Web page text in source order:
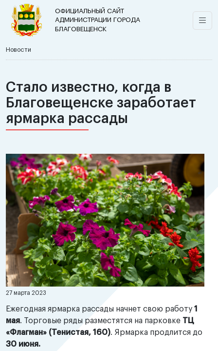
ОФИЦИАЛЬНЫЙ САЙТ
АДМИНИСТРАЦИИ ГОРОДА
БЛАГОВЕЩЕНСК
Новости
Стало известно, когда в
Благовещенске заработает
ярмарка рассады
27 марта 2023
Ежегодная ярмарка рассады начнет свою работу 1
мая. Торговые ряды разместятся на парковке ТЦ
«Флагман» (Тенистая, 160). Ярмарка продлится до
30 июня.